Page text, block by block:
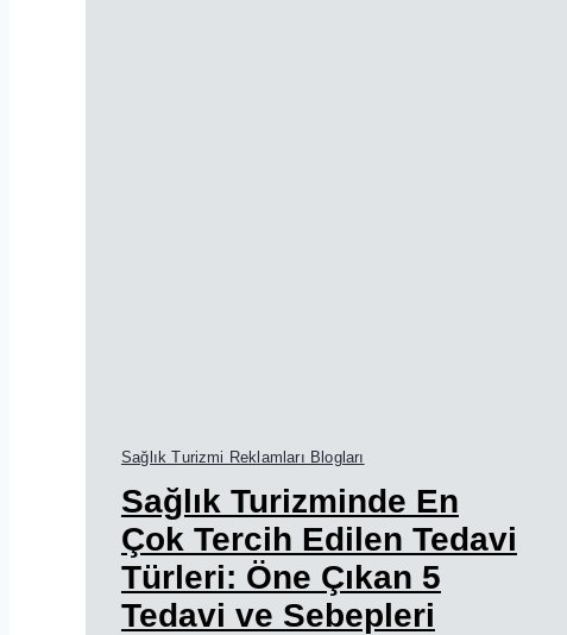
Sağlık Turizmi Reklamları Blogları
Sağlık Turizminde En
Çok Tercih Edilen Tedavi
Türleri: Öne Çıkan 5
Tedavi ve Sebepleri